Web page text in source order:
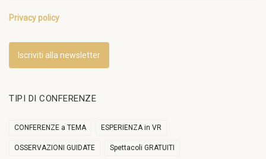
Privacy policy
Iscriviti alla newsletter
TIPI DI CONFERENZE
CONFERENZE a TEMA ESPERIENZA in VR
OSSERVAZIONI GUIDATE Spettacoli GRATUITI